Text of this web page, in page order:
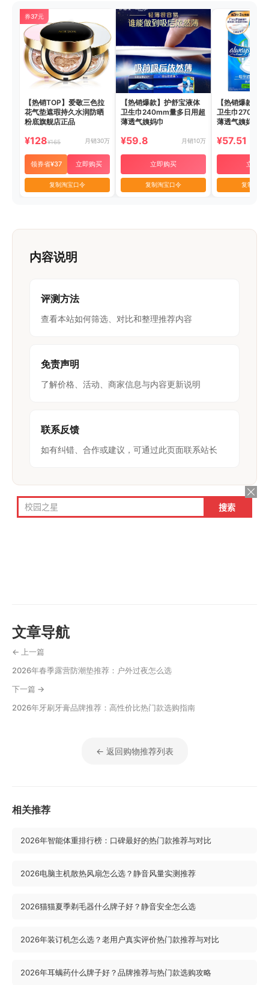
券37元
【热销TOP】爱敬三色拉
花气垫遮瑕持久水润防晒
粉底旗舰店正品
¥128¥165 月销30万
领券省¥37 立即购买
复制淘宝口令
【热销爆款】护舒宝液体
卫生巾240mm量多日用超
薄透气姨妈巾
¥59.8 月销10万
立即购买
复制淘宝口令
【热销爆款】
卫生巾270mm
薄透气姨妈巾
¥57.51
立即购
复制淘宝
内容说明
评测方法
查看本站如何筛选、对比和整理推荐内容
免责声明
了解价格、活动、商家信息与内容更新说明
联系反馈
如有纠错、合作或建议，可通过此页面联系站长
文章导航
← 上一篇
2026年春季露营防潮垫推荐：户外过夜怎么选
下一篇 →
2026年牙刷牙膏品牌推荐：高性价比热门款选购指南
← 返回购物推荐列表
相关推荐
2026年智能体重排行榜：口碑最好的热门款推荐与对比
2026电脑主机散热风扇怎么选？静音风量实测推荐
2026猫猫夏季剃毛器什么牌子好？静音安全怎么选
2026年装订机怎么选？老用户真实评价热门款推荐与对比
2026年耳螨药什么牌子好？品牌推荐与热门款选购攻略